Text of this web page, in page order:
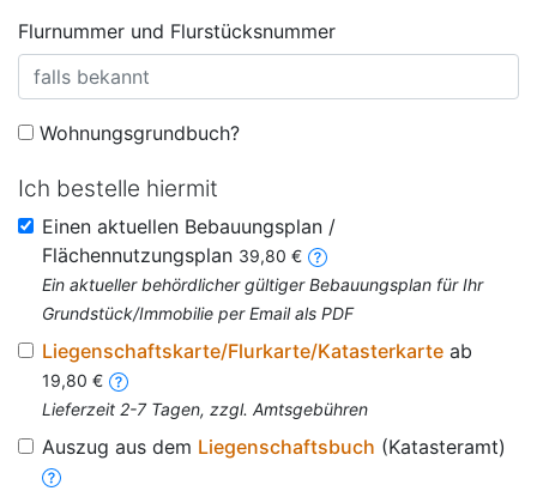
Flurnummer und Flurstücksnummer
Wohnungsgrundbuch?
Ich bestelle hiermit
Einen aktuellen Bebauungsplan /
Flächennutzungsplan 39,80 €
Ein aktueller behördlicher gültiger Bebauungsplan für Ihr
Grundstück/Immobilie per Email als PDF
Liegenschaftskarte/Flurkarte/Katasterkarte ab
19,80 €
Lieferzeit 2-7 Tagen, zzgl. Amtsgebühren
Auszug aus dem Liegenschaftsbuch (Katasteramt)